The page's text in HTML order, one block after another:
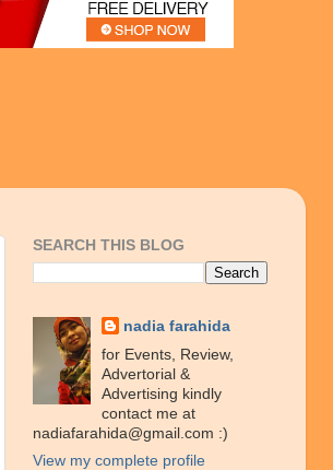
SEARCH THIS BLOG
nadia farahida
for Events, Review,
Advertorial &
Advertising kindly
contact me at
nadiafarahida@gmail.com :)
View my complete profile